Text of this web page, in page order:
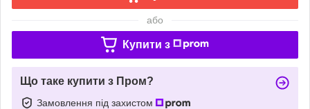
або
Купити з
Що таке купити з Пром?
Замовлення під захистом